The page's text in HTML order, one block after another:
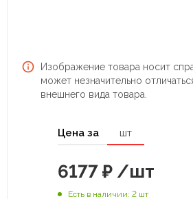
Изображение товара носит
может незначительно
внешнего вида товара.
Цена за шт
6177 ₽ /шт
Есть в наличии: 2 шт